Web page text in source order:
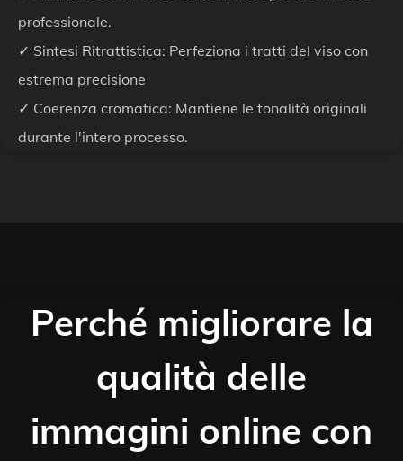
professionale.
✓ Sintesi Ritrattistica: Perfeziona i tratti del viso con
estrema precisione
✓ Coerenza cromatica: Mantiene le tonalità originali
durante l'intero processo.
Perché migliorare la
qualità delle
immagini online con